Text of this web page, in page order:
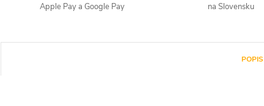
Apple Pay a Google Pay na Slovensku
POPIS